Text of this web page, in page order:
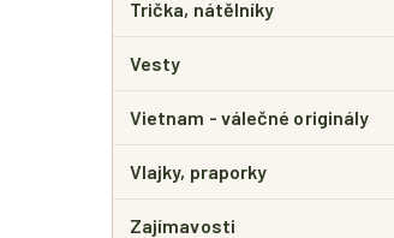
Trička, nátělníky
Vesty
Vietnam - válečné originály
Vlajky, praporky
Zajímavosti